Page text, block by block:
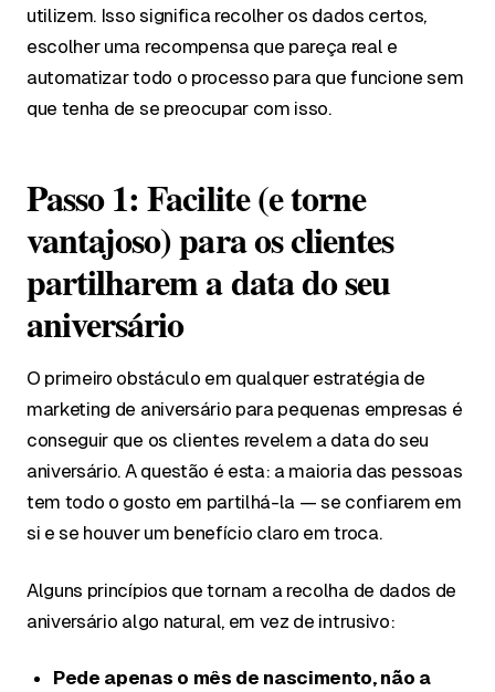
utilizem. Isso significa recolher os dados certos,
escolher uma recompensa que pareça real e
automatizar todo o processo para que funcione sem
que tenha de se preocupar com isso.
Passo 1: Facilite (e torne
vantajoso) para os clientes
partilharem a data do seu
aniversário
O primeiro obstáculo em qualquer estratégia de
marketing de aniversário para pequenas empresas é
conseguir que os clientes revelem a data do seu
aniversário. A questão é esta: a maioria das pessoas
tem todo o gosto em partilhá-la — se confiarem em
si e se houver um benefício claro em troca.
Alguns princípios que tornam a recolha de dados de
aniversário algo natural, em vez de intrusivo:
Pede apenas o mês de nascimento, não a